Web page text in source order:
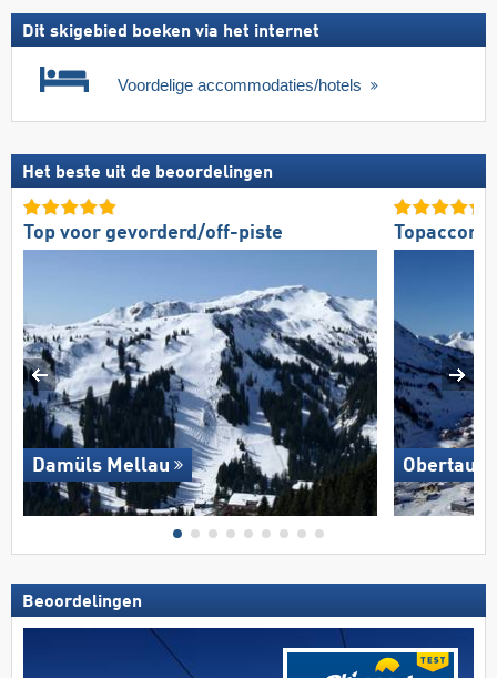
Dit skigebied boeken via het internet
Voordelige accommodaties/hotels
Het beste uit de beoordelingen
Top voor gevorderd/off-piste
Damüls Mellau
Beoordelingen